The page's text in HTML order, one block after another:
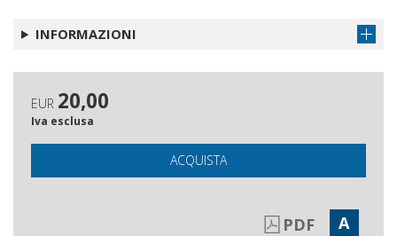
Ottieni articolo
INFORMAZIONI
EUR 20,00
Iva esclusa
ACQUISTA
PDF A